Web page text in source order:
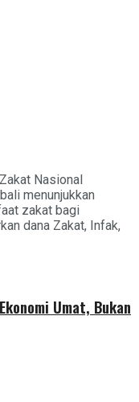
Nasional
menunjukkan
zakat bagi
dana Zakat, Infak,
Umat, Bukan